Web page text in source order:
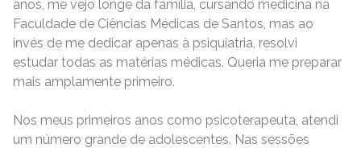
anos, me vejo longe da família, cursando medicina na
Faculdade de Ciências Médicas de Santos, mas ao
invés de me dedicar apenas à psiquiatria, resolvi
estudar todas as matérias médicas. Queria me preparar
mais amplamente primeiro.
Nos meus primeiros anos como psicoterapeuta, atendi
um número grande de adolescentes. Nas sessões